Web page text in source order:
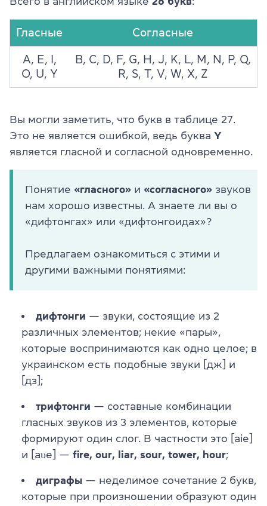
Гласные Согласные
A, E, I,
O, U, Y
B, C, D, F, G, H, J, K, L, M, N, P, Q,
R, S, T, V, W, X, Z
Вы могли заметить, что букв в таблице 27.
Это не является ошибкой, ведь буква Y
является гласной и согласной одновременно.
Понятие «гласного» и «согласного» звуков
нам хорошо известны. А знаете ли вы о
«дифтонгах» или «дифтонгоидах»?
Предлагаем ознакомиться с этими и
другими важными понятиями:
дифтонги — звуки, состоящие из 2
различных элементов; некие «пары»,
которые воспринимаются как одно целое; в
украинском есть подобные звуки [дж] и
[дз];
трифтонги — составные комбинации
гласных звуков из 3 элементов, которые
формируют один слог. В частности это [aie]
и [aυe] — fire, our, liar, sour, tower, hour;
диграфы — неделимое сочетание 2 букв,
которые при произношении образуют один